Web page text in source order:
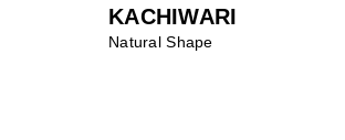
KACHIWARI
Natural Shape